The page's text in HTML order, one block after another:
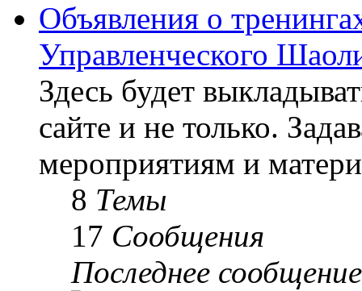
Объявления о
Управленческого
Здесь будет
сайте и не только.
мероприятиям и
8 Темы
17 Сообщения
Последнее сообщение